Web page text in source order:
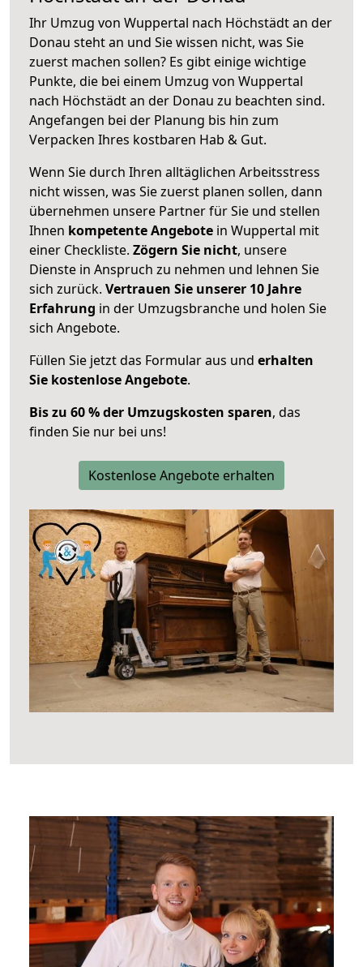
Ihr Umzug von Wuppertal nach Höchstädt an der
Donau steht an und Sie wissen nicht, was Sie
zuerst machen sollen? Es gibt einige wichtige
Punkte, die bei einem Umzug von Wuppertal
nach Höchstädt an der Donau zu beachten sind.
Angefangen bei der Planung bis hin zum
Verpacken Ihres kostbaren Hab & Gut.
Wenn Sie durch Ihren alltäglichen Arbeitsstress
nicht wissen, was Sie zuerst planen sollen, dann
übernehmen unsere Partner für Sie und stellen
Ihnen kompetente Angebote in Wuppertal mit
einer Checkliste. Zögern Sie nicht, unsere
Dienste in Anspruch zu nehmen und lehnen Sie
sich zurück. Vertrauen Sie unserer 10 Jahre
Erfahrung in der Umzugsbranche und holen Sie
sich Angebote.
Füllen Sie jetzt das Formular aus und erhalten
Sie kostenlose Angebote.
Bis zu 60 % der Umzugskosten sparen, das
finden Sie nur bei uns!
Kostenlose Angebote erhalten